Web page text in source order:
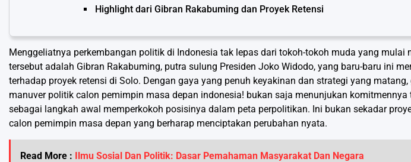
Highlight dari Gibran Rakabuming dan Proyek Retensi
Menggeliatnya perkembangan politik di Indonesia tak lepas dari tokoh-tokoh muda yang
tersebut adalah Gibran Rakabuming, putra sulung Presiden Joko Widodo, yang baru-baru ini
terhadap proyek retensi di Solo. Dengan gaya yang penuh keyakinan dan strategi yang
manuver politik calon pemimpin masa depan indonesia! bukan saja menunjukan
sebagai langkah awal memperkokoh posisinya dalam peta perpolitikan. Ini bukan sekadar
calon pemimpin masa depan yang berharap menciptakan perubahan nyata.
Read More : Ilmu Sosial Dan Politik: Dasar Pemahaman Masyarakat Dan Negara